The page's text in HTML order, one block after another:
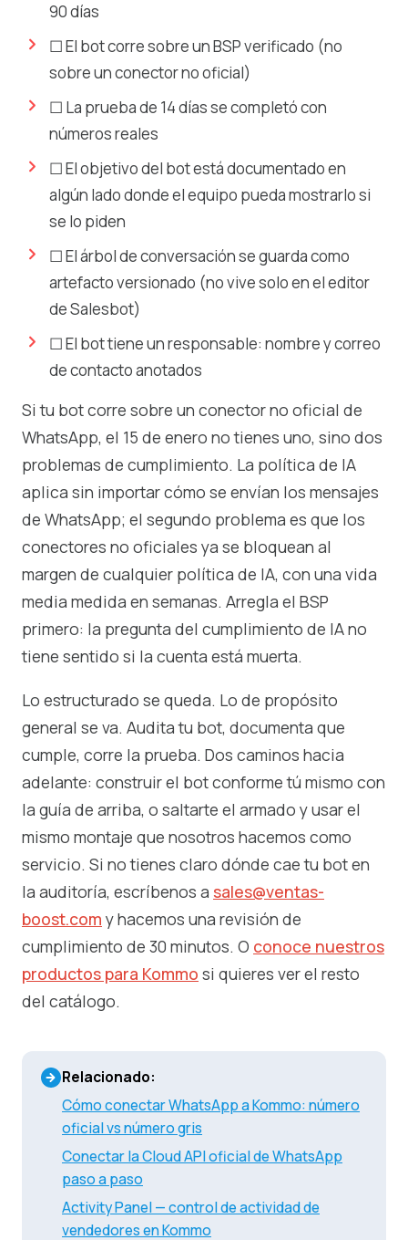
90 días
☐ El bot corre sobre un BSP verificado (no
sobre un conector no oficial)
☐ La prueba de 14 días se completó con
números reales
☐ El objetivo del bot está documentado en
algún lado donde el equipo pueda mostrarlo si
se lo piden
☐ El árbol de conversación se guarda como
artefacto versionado (no vive solo en el editor
de Salesbot)
☐ El bot tiene un responsable: nombre y correo
de contacto anotados
Si tu bot corre sobre un conector no oficial de
WhatsApp, el 15 de enero no tienes uno, sino dos
problemas de cumplimiento. La política de IA
aplica sin importar cómo se envían los mensajes
de WhatsApp; el segundo problema es que los
conectores no oficiales ya se bloquean al
margen de cualquier política de IA, con una vida
media medida en semanas. Arregla el BSP
primero: la pregunta del cumplimiento de IA no
tiene sentido si la cuenta está muerta.
Lo estructurado se queda. Lo de propósito
general se va. Audita tu bot, documenta que
cumple, corre la prueba. Dos caminos hacia
adelante: construir el bot conforme tú mismo con
la guía de arriba, o saltarte el armado y usar el
mismo montaje que nosotros hacemos como
servicio. Si no tienes claro dónde cae tu bot en
la auditoría, escríbenos a sales@ventas-
boost.com y hacemos una revisión de
cumplimiento de 30 minutos. O conoce nuestros
productos para Kommo si quieres ver el resto
del catálogo.
Relacionado:
Cómo conectar WhatsApp a Kommo: número
oficial vs número gris
Conectar la Cloud API oficial de WhatsApp
paso a paso
Activity Panel — control de actividad de
vendedores en Kommo